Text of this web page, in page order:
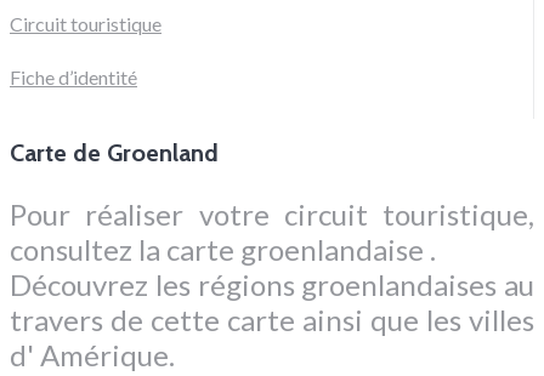
Circuit touristique
Fiche d’identité
Carte de Groenland
Pour réaliser votre circuit touristique,
consultez la carte groenlandaise .
Découvrez les régions groenlandaises au
travers de cette carte ainsi que les villes
d' Amérique.